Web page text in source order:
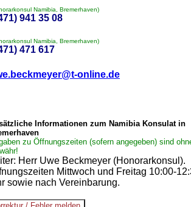
Namibia, Bremerhaven)
941 35 08
Namibia, Bremerhaven)
471 617
online.de
Informationen zum Namibia Konsulat in
zu Öffnungszeiten (sofern angegeben) sind
Herr Uwe Beckmeyer (Honorarkonsul).
Mittwoch und Freitag 10:00-
sowie nach Vereinbarung.